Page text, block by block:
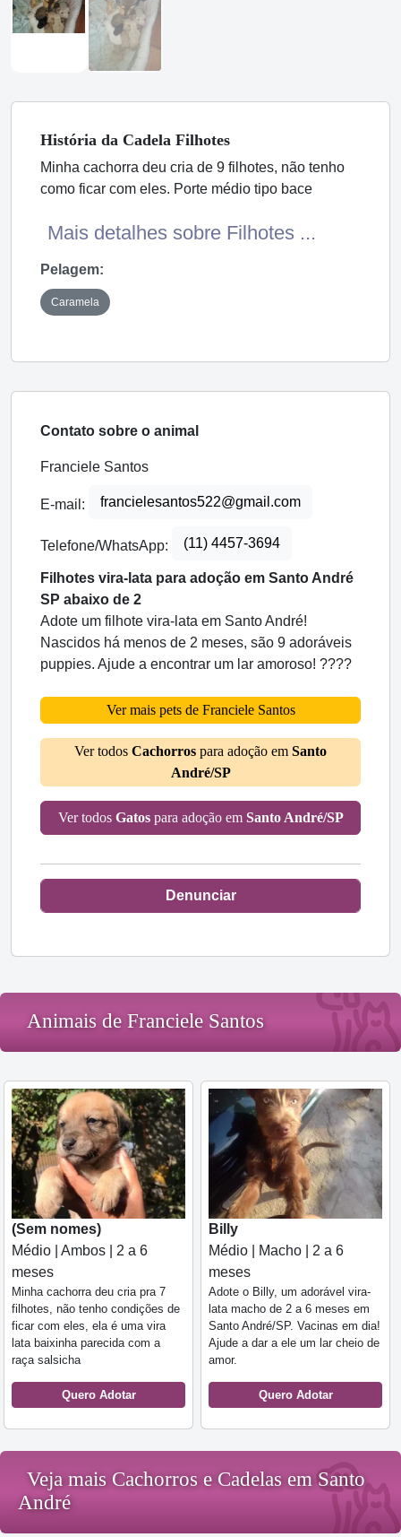
História da Cadela Filhotes
Minha cachorra deu cria de 9 filhotes, não tenho
como ficar com eles. Porte médio tipo bace
Mais detalhes sobre Filhotes ...
Pelagem:
Caramela
Contato sobre o animal
Franciele Santos
E-mail: francielesantos522@gmail.com
Telefone/WhatsApp: (11) 4457-3694
Filhotes vira-lata para adoção em Santo André
SP abaixo de 2
Adote um filhote vira-lata em Santo André!
Nascidos há menos de 2 meses, são 9 adoráveis
puppies. Ajude a encontrar um lar amoroso! ????
Ver mais pets de Franciele Santos
Ver todos Cachorros para adoção em Santo
André/SP
Ver todos Gatospara adoção em Santo André/SP
Denunciar
Animais de Franciele Santos
(Sem nomes)
Médio | Ambos | 2 a 6
meses
Minha cachorra deu cria pra 7
filhotes, não tenho condições de
ficar com eles, ela é uma vira
lata baixinha parecida com a
raça salsicha
Quero Adotar
Billy
Médio | Macho | 2 a 6
meses
Adote o Billy, um adorável vira-
lata macho de 2 a 6 meses em
Santo André/SP. Vacinas em dia!
Ajude a dar a ele um lar cheio de
amor.
Quero Adotar
Veja mais Cachorros e Cadelas em Santo
André